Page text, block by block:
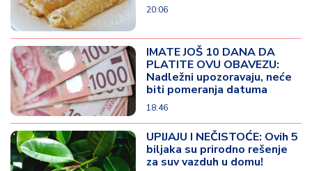
20:06
IMATE JOŠ 10 DANA DA
PLATITE OVU OBAVEZU:
Nadležni upozoravaju, neće
biti pomeranja datuma
18:46
UPIJAJU I NEČISTOĆE: Ovih 5
biljaka su prirodno rešenje
za suv vazduh u domu!